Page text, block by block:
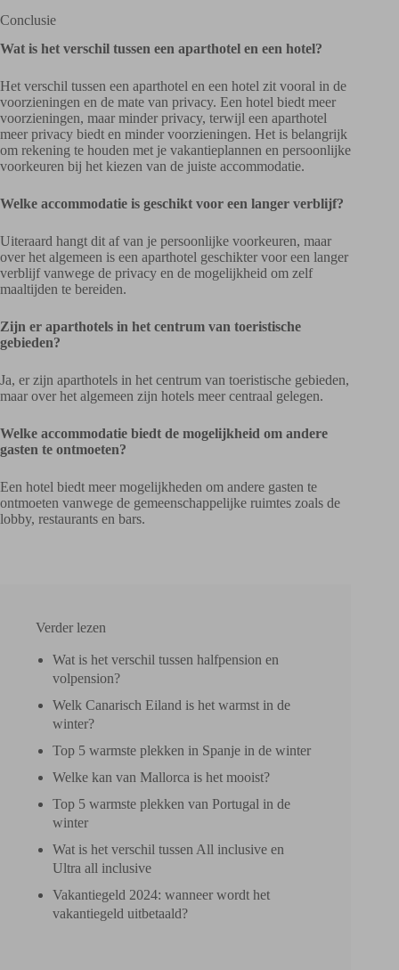
Conclusie
Wat is het verschil tussen een aparthotel en een hotel?
Het verschil tussen een aparthotel en een hotel zit vooral in de
voorzieningen en de mate van privacy. Een hotel biedt meer
voorzieningen, maar minder privacy, terwijl een aparthotel
meer privacy biedt en minder voorzieningen. Het is belangrijk
om rekening te houden met je vakantieplannen en persoonlijke
voorkeuren bij het kiezen van de juiste accommodatie.
Welke accommodatie is geschikt voor een langer verblijf?
Uiteraard hangt dit af van je persoonlijke voorkeuren, maar
over het algemeen is een aparthotel geschikter voor een langer
verblijf vanwege de privacy en de mogelijkheid om zelf
maaltijden te bereiden.
Zijn er aparthotels in het centrum van toeristische
gebieden?
Ja, er zijn aparthotels in het centrum van toeristische gebieden,
maar over het algemeen zijn hotels meer centraal gelegen.
Welke accommodatie biedt de mogelijkheid om andere
gasten te ontmoeten?
Een hotel biedt meer mogelijkheden om andere gasten te
ontmoeten vanwege de gemeenschappelijke ruimtes zoals de
lobby, restaurants en bars.
Verder lezen
Wat is het verschil tussen halfpension en
volpension?
Welk Canarisch Eiland is het warmst in de
winter?
Top 5 warmste plekken in Spanje in de winter
Welke kan van Mallorca is het mooist?
Top 5 warmste plekken van Portugal in de
winter
Wat is het verschil tussen All inclusive en
Ultra all inclusive
Vakantiegeld 2024: wanneer wordt het
vakantiegeld uitbetaald?